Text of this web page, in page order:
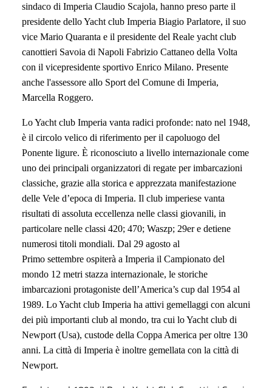
sindaco di Imperia Claudio Scajola, hanno preso parte il
presidente dello Yacht club Imperia Biagio Parlatore, il suo
vice Mario Quaranta e il presidente del Reale yacht club
canottieri Savoia di Napoli Fabrizio Cattaneo della Volta
con il vicepresidente sportivo Enrico Milano. Presente
anche l'assessore allo Sport del Comune di Imperia,
Marcella Roggero.
Lo Yacht club Imperia vanta radici profonde: nato nel 1948,
è il circolo velico di riferimento per il capoluogo del
Ponente ligure. È riconosciuto a livello internazionale come
uno dei principali organizzatori di regate per imbarcazioni
classiche, grazie alla storica e apprezzata manifestazione
delle Vele d’epoca di Imperia. Il club imperiese vanta
risultati di assoluta eccellenza nelle classi giovanili, in
particolare nelle classi 420; 470; Waszp; 29er e detiene
numerosi titoli mondiali. Dal 29 agosto al
Primo settembre ospiterà a Imperia il Campionato del
mondo 12 metri stazza internazionale, le storiche
imbarcazioni protagoniste dell’America’s cup dal 1954 al
1989. Lo Yacht club Imperia ha attivi gemellaggi con alcuni
dei più importanti club al mondo, tra cui lo Yacht club di
Newport (Usa), custode della Coppa America per oltre 130
anni. La città di Imperia è inoltre gemellata con la città di
Newport.